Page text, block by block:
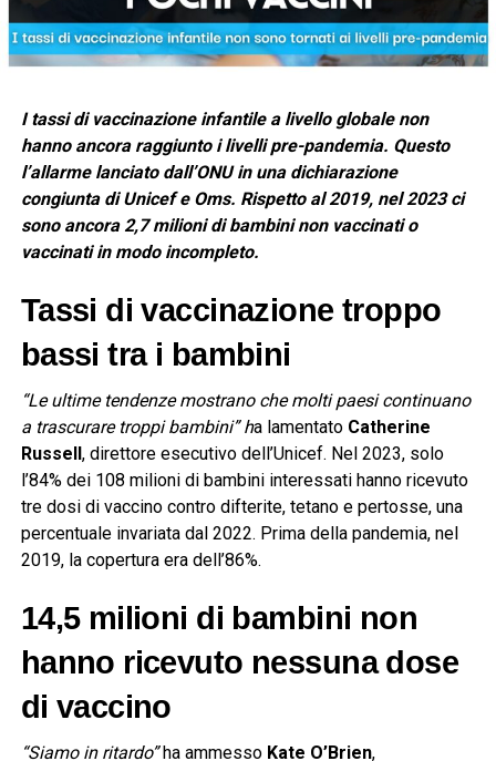
I tassi di vaccinazione infantile a livello globale non
hanno ancora raggiunto i livelli pre-pandemia. Questo
l’allarme lanciato dall’ONU in una dichiarazione
congiunta di Unicef e Oms. Rispetto al 2019, nel 2023 ci
sono ancora 2,7 milioni di bambini non vaccinati o
vaccinati in modo incompleto.
Tassi di vaccinazione troppo
bassi tra i bambini
“Le ultime tendenze mostrano che molti paesi continuano
a trascurare troppi bambini” ha lamentato Catherine
Russell, direttore esecutivo dell’Unicef. Nel 2023, solo
l’84% dei 108 milioni di bambini interessati hanno ricevuto
tre dosi di vaccino contro difterite, tetano e pertosse, una
percentuale invariata dal 2022. Prima della pandemia, nel
2019, la copertura era dell’86%.
14,5 milioni di bambini non
hanno ricevuto nessuna dose
di vaccino
“Siamo in ritardo”ha ammesso Kate O’Brien,